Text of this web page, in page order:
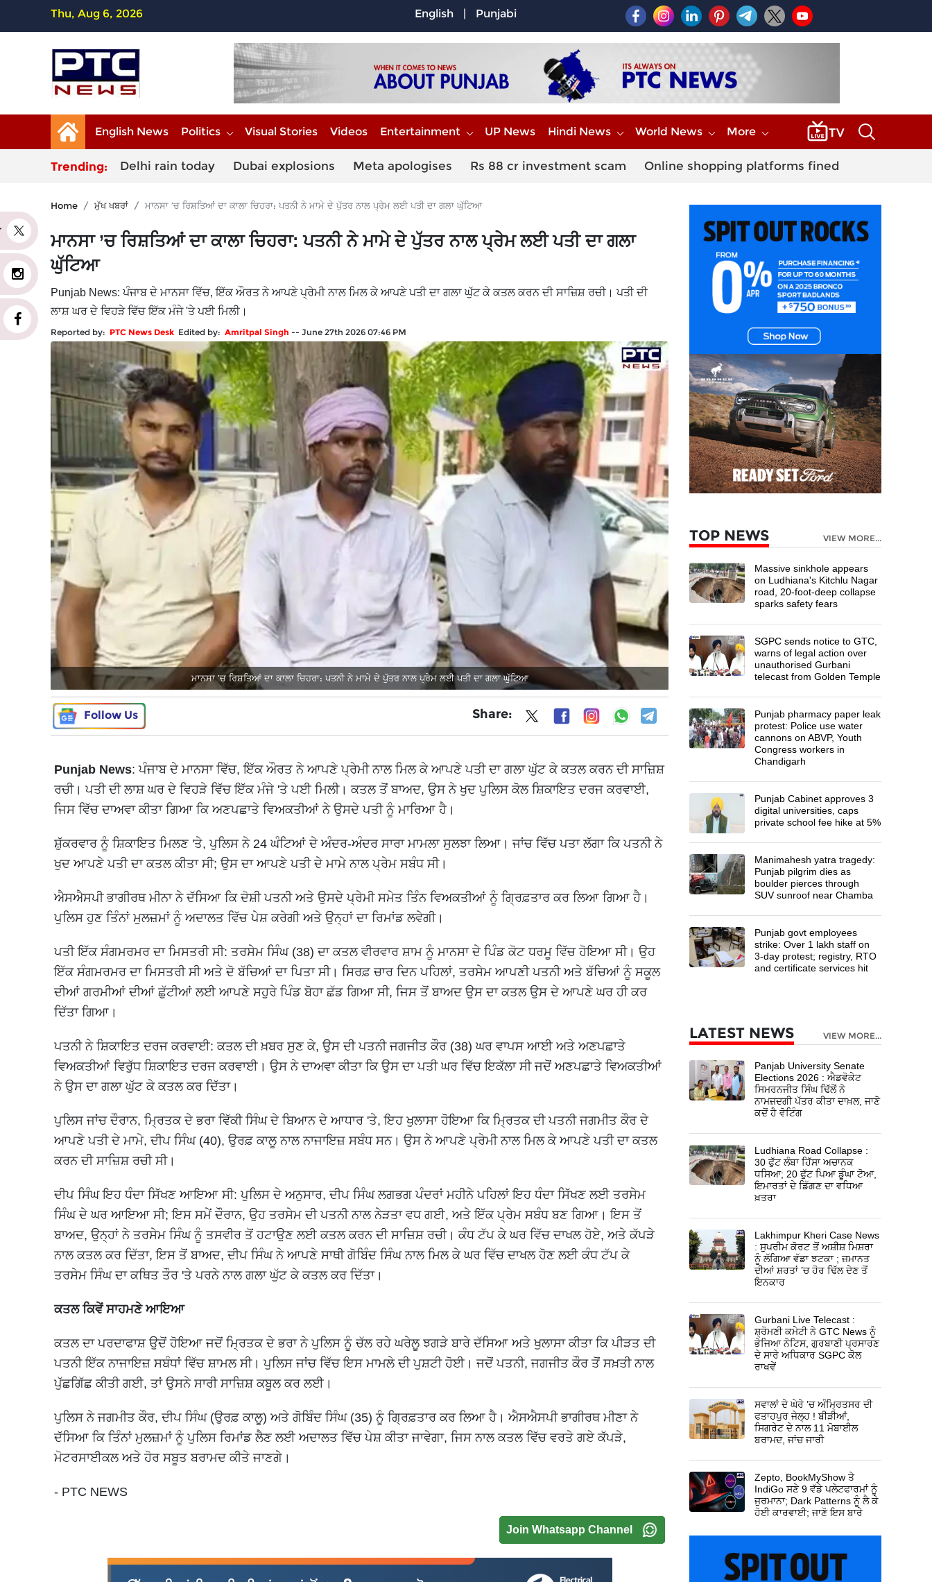
Thu, Aug 6, 2026 English | Punjabi
English News Politics Visual Stories Videos Entertainment UP News Hindi News World News More
Trending: Delhi rain today Dubai explosions Meta apologises Rs 88 cr investment scam Online shopping platforms fined
Home ਮੁੱਖ ਖਬਰਾਂ ਮਾਨਸਾ ’ਚ ਰਿਸ਼ਤਿਆਂ ਦਾ ਕਾਲਾ ਚਿਹਰਾ: ਪਤਨੀ ਨੇ ਮਾਮੇ ਦੇ ਪੁੱਤਰ ਨਾਲ ਪ੍ਰੇਮ ਲਈ ਪਤੀ ਦਾ ਗਲਾ ਘੁੱਟਿਆ
ਮਾਨਸਾ ’ਚ ਰਿਸ਼ਤਿਆਂ ਦਾ ਕਾਲਾ ਚਿਹਰਾ: ਪਤਨੀ ਨੇ ਮਾਮੇ ਦੇ ਪੁੱਤਰ ਨਾਲ ਪ੍ਰੇਮ ਲਈ ਪਤੀ ਦਾ ਗਲਾ
ਘੁੱਟਿਆ
Punjab News: ਪੰਜਾਬ ਦੇ ਮਾਨਸਾ ਵਿੱਚ, ਇੱਕ ਔਰਤ ਨੇ ਆਪਣੇ ਪ੍ਰੇਮੀ ਨਾਲ ਮਿਲ ਕੇ ਆਪਣੇ ਪਤੀ ਦਾ ਗਲਾ ਘੁੱਟ ਕੇ ਕਤਲ ਕਰਨ ਦੀ ਸਾਜ਼ਿਸ਼ ਰਚੀ। ਪਤੀ ਦੀ
ਲਾਸ਼ ਘਰ ਦੇ ਵਿਹੜੇ ਵਿੱਚ ਇੱਕ ਮੰਜੇ 'ਤੇ ਪਈ ਮਿਲੀ।
Reported by: PTC News Desk Edited by: Amritpal Singh -- June 27th 2026 07:46 PM
ਮਾਨਸਾ ’ਚ ਰਿਸ਼ਤਿਆਂ ਦਾ ਕਾਲਾ ਚਿਹਰਾ: ਪਤਨੀ ਨੇ ਮਾਮੇ ਦੇ ਪੁੱਤਰ ਨਾਲ ਪ੍ਰੇਮ ਲਈ ਪਤੀ ਦਾ ਗਲਾ ਘੁੱਟਿਆ
Follow Us Share:
Punjab News: ਪੰਜਾਬ ਦੇ ਮਾਨਸਾ ਵਿੱਚ, ਇੱਕ ਔਰਤ ਨੇ ਆਪਣੇ ਪ੍ਰੇਮੀ ਨਾਲ ਮਿਲ ਕੇ ਆਪਣੇ ਪਤੀ ਦਾ ਗਲਾ ਘੁੱਟ ਕੇ ਕਤਲ ਕਰਨ ਦੀ ਸਾਜ਼ਿਸ਼
ਰਚੀ। ਪਤੀ ਦੀ ਲਾਸ਼ ਘਰ ਦੇ ਵਿਹੜੇ ਵਿੱਚ ਇੱਕ ਮੰਜੇ 'ਤੇ ਪਈ ਮਿਲੀ। ਕਤਲ ਤੋਂ ਬਾਅਦ, ਉਸ ਨੇ ਖੁਦ ਪੁਲਿਸ ਕੋਲ ਸ਼ਿਕਾਇਤ ਦਰਜ ਕਰਵਾਈ,
ਜਿਸ ਵਿੱਚ ਦਾਅਵਾ ਕੀਤਾ ਗਿਆ ਕਿ ਅਣਪਛਾਤੇ ਵਿਅਕਤੀਆਂ ਨੇ ਉਸਦੇ ਪਤੀ ਨੂੰ ਮਾਰਿਆ ਹੈ।
ਸ਼ੁੱਕਰਵਾਰ ਨੂੰ ਸ਼ਿਕਾਇਤ ਮਿਲਣ 'ਤੇ, ਪੁਲਿਸ ਨੇ 24 ਘੰਟਿਆਂ ਦੇ ਅੰਦਰ-ਅੰਦਰ ਸਾਰਾ ਮਾਮਲਾ ਸੁਲਝਾ ਲਿਆ। ਜਾਂਚ ਵਿੱਚ ਪਤਾ ਲੱਗਾ ਕਿ ਪਤਨੀ ਨੇ
ਖੁਦ ਆਪਣੇ ਪਤੀ ਦਾ ਕਤਲ ਕੀਤਾ ਸੀ; ਉਸ ਦਾ ਆਪਣੇ ਪਤੀ ਦੇ ਮਾਮੇ ਨਾਲ ਪ੍ਰੇਮ ਸਬੰਧ ਸੀ।
ਐਸਐਸਪੀ ਭਾਗੀਰਥ ਮੀਨਾ ਨੇ ਦੱਸਿਆ ਕਿ ਦੋਸ਼ੀ ਪਤਨੀ ਅਤੇ ਉਸਦੇ ਪ੍ਰੇਮੀ ਸਮੇਤ ਤਿੰਨ ਵਿਅਕਤੀਆਂ ਨੂੰ ਗ੍ਰਿਫ਼ਤਾਰ ਕਰ ਲਿਆ ਗਿਆ ਹੈ।
ਪੁਲਿਸ ਹੁਣ ਤਿੰਨਾਂ ਮੁਲਜ਼ਮਾਂ ਨੂੰ ਅਦਾਲਤ ਵਿੱਚ ਪੇਸ਼ ਕਰੇਗੀ ਅਤੇ ਉਨ੍ਹਾਂ ਦਾ ਰਿਮਾਂਡ ਲਵੇਗੀ।
ਪਤੀ ਇੱਕ ਸੰਗਮਰਮਰ ਦਾ ਮਿਸਤਰੀ ਸੀ: ਤਰਸੇਮ ਸਿੰਘ (38) ਦਾ ਕਤਲ ਵੀਰਵਾਰ ਸ਼ਾਮ ਨੂੰ ਮਾਨਸਾ ਦੇ ਪਿੰਡ ਕੋਟ ਧਰਮੂ ਵਿੱਚ ਹੋਇਆ ਸੀ। ਉਹ
ਇੱਕ ਸੰਗਮਰਮਰ ਦਾ ਮਿਸਤਰੀ ਸੀ ਅਤੇ ਦੋ ਬੱਚਿਆਂ ਦਾ ਪਿਤਾ ਸੀ। ਸਿਰਫ਼ ਚਾਰ ਦਿਨ ਪਹਿਲਾਂ, ਤਰਸੇਮ ਆਪਣੀ ਪਤਨੀ ਅਤੇ ਬੱਚਿਆਂ ਨੂੰ ਸਕੂਲ
ਦੀਆਂ ਗਰਮੀਆਂ ਦੀਆਂ ਛੁੱਟੀਆਂ ਲਈ ਆਪਣੇ ਸਹੁਰੇ ਪਿੰਡ ਬੋਹਾ ਛੱਡ ਗਿਆ ਸੀ, ਜਿਸ ਤੋਂ ਬਾਅਦ ਉਸ ਦਾ ਕਤਲ ਉਸ ਦੇ ਆਪਣੇ ਘਰ ਹੀ ਕਰ
ਦਿੱਤਾ ਗਿਆ।
ਪਤਨੀ ਨੇ ਸ਼ਿਕਾਇਤ ਦਰਜ ਕਰਵਾਈ: ਕਤਲ ਦੀ ਖ਼ਬਰ ਸੁਣ ਕੇ, ਉਸ ਦੀ ਪਤਨੀ ਜਗਜੀਤ ਕੌਰ (38) ਘਰ ਵਾਪਸ ਆਈ ਅਤੇ ਅਣਪਛਾਤੇ
ਵਿਅਕਤੀਆਂ ਵਿਰੁੱਧ ਸ਼ਿਕਾਇਤ ਦਰਜ ਕਰਵਾਈ। ਉਸ ਨੇ ਦਾਅਵਾ ਕੀਤਾ ਕਿ ਉਸ ਦਾ ਪਤੀ ਘਰ ਵਿੱਚ ਇਕੱਲਾ ਸੀ ਜਦੋਂ ਅਣਪਛਾਤੇ ਵਿਅਕਤੀਆਂ
ਨੇ ਉਸ ਦਾ ਗਲਾ ਘੁੱਟ ਕੇ ਕਤਲ ਕਰ ਦਿੱਤਾ।
ਪੁਲਿਸ ਜਾਂਚ ਦੌਰਾਨ, ਮ੍ਰਿਤਕ ਦੇ ਭਰਾ ਵਿੱਕੀ ਸਿੰਘ ਦੇ ਬਿਆਨ ਦੇ ਆਧਾਰ 'ਤੇ, ਇਹ ਖੁਲਾਸਾ ਹੋਇਆ ਕਿ ਮ੍ਰਿਤਕ ਦੀ ਪਤਨੀ ਜਗਮੀਤ ਕੌਰ ਦੇ
ਆਪਣੇ ਪਤੀ ਦੇ ਮਾਮੇ, ਦੀਪ ਸਿੰਘ (40), ਉਰਫ਼ ਕਾਲੂ ਨਾਲ ਨਾਜਾਇਜ਼ ਸਬੰਧ ਸਨ। ਉਸ ਨੇ ਆਪਣੇ ਪ੍ਰੇਮੀ ਨਾਲ ਮਿਲ ਕੇ ਆਪਣੇ ਪਤੀ ਦਾ ਕਤਲ
ਕਰਨ ਦੀ ਸਾਜ਼ਿਸ਼ ਰਚੀ ਸੀ।
ਦੀਪ ਸਿੰਘ ਇਹ ਧੰਦਾ ਸਿੱਖਣ ਆਇਆ ਸੀ: ਪੁਲਿਸ ਦੇ ਅਨੁਸਾਰ, ਦੀਪ ਸਿੰਘ ਲਗਭਗ ਪੰਦਰਾਂ ਮਹੀਨੇ ਪਹਿਲਾਂ ਇਹ ਧੰਦਾ ਸਿੱਖਣ ਲਈ ਤਰਸੇਮ
ਸਿੰਘ ਦੇ ਘਰ ਆਇਆ ਸੀ; ਇਸ ਸਮੇਂ ਦੌਰਾਨ, ਉਹ ਤਰਸੇਮ ਦੀ ਪਤਨੀ ਨਾਲ ਨੇੜਤਾ ਵਧ ਗਈ, ਅਤੇ ਇੱਕ ਪ੍ਰੇਮ ਸਬੰਧ ਬਣ ਗਿਆ। ਇਸ ਤੋਂ
ਬਾਅਦ, ਉਨ੍ਹਾਂ ਨੇ ਤਰਸੇਮ ਸਿੰਘ ਨੂੰ ਤਸਵੀਰ ਤੋਂ ਹਟਾਉਣ ਲਈ ਕਤਲ ਕਰਨ ਦੀ ਸਾਜ਼ਿਸ਼ ਰਚੀ। ਕੰਧ ਟੱਪ ਕੇ ਘਰ ਵਿੱਚ ਦਾਖਲ ਹੋਏ, ਅਤੇ ਕੱਪੜੇ
ਨਾਲ ਕਤਲ ਕਰ ਦਿੱਤਾ, ਇਸ ਤੋਂ ਬਾਅਦ, ਦੀਪ ਸਿੰਘ ਨੇ ਆਪਣੇ ਸਾਥੀ ਗੋਬਿੰਦ ਸਿੰਘ ਨਾਲ ਮਿਲ ਕੇ ਘਰ ਵਿੱਚ ਦਾਖਲ ਹੋਣ ਲਈ ਕੰਧ ਟੱਪ ਕੇ
ਤਰਸੇਮ ਸਿੰਘ ਦਾ ਕਥਿਤ ਤੌਰ 'ਤੇ ਪਰਨੇ ਨਾਲ ਗਲਾ ਘੁੱਟ ਕੇ ਕਤਲ ਕਰ ਦਿੱਤਾ।
ਕਤਲ ਕਿਵੇਂ ਸਾਹਮਣੇ ਆਇਆ
ਕਤਲ ਦਾ ਪਰਦਾਫਾਸ਼ ਉਦੋਂ ਹੋਇਆ ਜਦੋਂ ਮ੍ਰਿਤਕ ਦੇ ਭਰਾ ਨੇ ਪੁਲਿਸ ਨੂੰ ਚੱਲ ਰਹੇ ਘਰੇਲੂ ਝਗੜੇ ਬਾਰੇ ਦੱਸਿਆ ਅਤੇ ਖੁਲਾਸਾ ਕੀਤਾ ਕਿ ਪੀੜਤ ਦੀ
ਪਤਨੀ ਇੱਕ ਨਾਜਾਇਜ਼ ਸਬੰਧਾਂ ਵਿੱਚ ਸ਼ਾਮਲ ਸੀ। ਪੁਲਿਸ ਜਾਂਚ ਵਿੱਚ ਇਸ ਮਾਮਲੇ ਦੀ ਪੁਸ਼ਟੀ ਹੋਈ। ਜਦੋਂ ਪਤਨੀ, ਜਗਜੀਤ ਕੌਰ ਤੋਂ ਸਖ਼ਤੀ ਨਾਲ
ਪੁੱਛਗਿੱਛ ਕੀਤੀ ਗਈ, ਤਾਂ ਉਸਨੇ ਸਾਰੀ ਸਾਜ਼ਿਸ਼ ਕਬੂਲ ਕਰ ਲਈ।
ਪੁਲਿਸ ਨੇ ਜਗਮੀਤ ਕੌਰ, ਦੀਪ ਸਿੰਘ (ਉਰਫ਼ ਕਾਲੂ) ਅਤੇ ਗੋਬਿੰਦ ਸਿੰਘ (35) ਨੂੰ ਗ੍ਰਿਫ਼ਤਾਰ ਕਰ ਲਿਆ ਹੈ। ਐਸਐਸਪੀ ਭਾਗੀਰਥ ਮੀਣਾ ਨੇ
ਦੱਸਿਆ ਕਿ ਤਿੰਨਾਂ ਮੁਲਜ਼ਮਾਂ ਨੂੰ ਪੁਲਿਸ ਰਿਮਾਂਡ ਲੈਣ ਲਈ ਅਦਾਲਤ ਵਿੱਚ ਪੇਸ਼ ਕੀਤਾ ਜਾਵੇਗਾ, ਜਿਸ ਨਾਲ ਕਤਲ ਵਿੱਚ ਵਰਤੇ ਗਏ ਕੱਪੜੇ,
ਮੋਟਰਸਾਈਕਲ ਅਤੇ ਹੋਰ ਸਬੂਤ ਬਰਾਮਦ ਕੀਤੇ ਜਾਣਗੇ।
- PTC NEWS
Join Whatsapp Channel
TOP NEWS VIEW MORE...
Massive sinkhole appears
on Ludhiana's Kitchlu Nagar
road, 20-foot-deep collapse
sparks safety fears
SGPC sends notice to GTC,
warns of legal action over
unauthorised Gurbani
telecast from Golden Temple
Punjab pharmacy paper leak
protest: Police use water
cannons on ABVP, Youth
Congress workers in
Chandigarh
Punjab Cabinet approves 3
digital universities, caps
private school fee hike at 5%
Manimahesh yatra tragedy:
Punjab pilgrim dies as
boulder pierces through
SUV sunroof near Chamba
Punjab govt employees
strike: Over 1 lakh staff on
3-day protest; registry, RTO
and certificate services hit
LATEST NEWS VIEW MORE...
Panjab University Senate
Elections 2026 : ਐਡਵੋਕੇਟ
ਸਿਮਰਨਜੀਤ ਸਿੰਘ ਢਿੱਲੋਂ ਨੇ
ਨਾਮਜ਼ਦਗੀ ਪੱਤਰ ਕੀਤਾ ਦਾਖ਼ਲ, ਜਾਣੋ
ਕਦੋਂ ਹੈ ਵੋਟਿੰਗ
Ludhiana Road Collapse :
30 ਫੁੱਟ ਲੰਬਾ ਹਿੱਸਾ ਅਚਾਨਕ
ਧਸਿਆ; 20 ਫੁੱਟ ਪਿਆ ਡੂੰਘਾ ਟੋਆ,
ਇਮਾਰਤਾਂ ਦੇ ਡਿੱਗਣ ਦਾ ਵਧਿਆ
ਖ਼ਤਰਾ
Lakhimpur Kheri Case News
: ਸੁਪਰੀਮ ਕੋਰਟ ਤੋਂ ਅਸ਼ੀਸ਼ ਮਿਸ਼ਰਾ
ਨੂੰ ਲੱਗਿਆ ਵੱਡਾ ਝਟਕਾ ; ਜ਼ਮਾਨਤ
ਦੀਆਂ ਸ਼ਰਤਾਂ ’ਚ ਹੋਰ ਢਿੱਲ ਦੇਣ ਤੋਂ
ਇਨਕਾਰ
Gurbani Live Telecast :
ਸ਼੍ਰੋਮਣੀ ਕਮੇਟੀ ਨੇ GTC News ਨੂੰ
ਭੇਜਿਆ ਨੋਟਿਸ, ਗੁਰਬਾਣੀ ਪ੍ਰਸਾਰਣ
ਦੇ ਸਾਰੇ ਅਧਿਕਾਰ SGPC ਕੋਲ
ਰਾਖਵੇਂ
ਸਵਾਲਾਂ ਦੇ ਘੇਰੇ ’ਚ ਅੰਮ੍ਰਿਤਸਰ ਦੀ
ਫਤਾਹਪੁਰ ਜੇਲ੍ਹ ! ਬੀੜੀਆਂ,
ਸਿਗਰੇਟ ਦੇ ਨਾਲ 11 ਮੋਬਾਈਲ
ਬਰਾਮਦ, ਜਾਂਚ ਜਾਰੀ
Zepto, BookMyShow ਤੇ
IndiGo ਸਣੇ 9 ਵੱਡੇ ਪਲੇਟਫਾਰਮਾਂ ਨੂੰ
ਜੁਰਮਾਨਾ; Dark Patterns ਨੂੰ ਲੈ ਕੇ
ਹੋਈ ਕਾਰਵਾਈ; ਜਾਣੋ ਇਸ ਬਾਰੇ